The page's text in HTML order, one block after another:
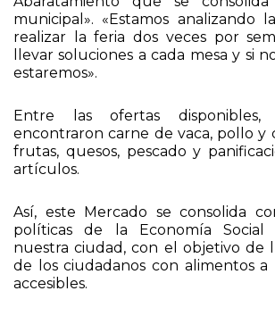
municipal». «Estamos analizando
realizar la feria dos veces por
llevar soluciones a cada mesa y si
estaremos».
Entre las ofertas disponibles,
encontraron carne de vaca, pollo y
frutas, quesos, pescado y
artículos.
Así, este Mercado se consolida
políticas de la Economía Social
nuestra ciudad, con el objetivo de
de los ciudadanos con alimentos a
accesibles.